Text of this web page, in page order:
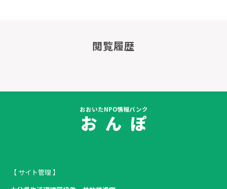
閲覧履歴
おおいたNPO情報バンク
お ん ぽ
【 サイト管理 】